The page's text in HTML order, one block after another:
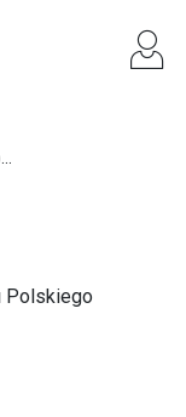
Polskiego